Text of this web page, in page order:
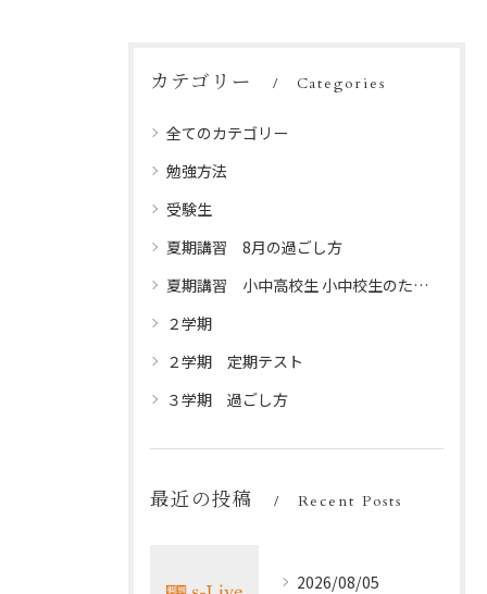
カテゴリー Categories
全てのカテゴリー
勉強方法
受験生
夏期講習 8月の過ごし方
夏期講習 小中高校生 小中校生のための夏休みプログラム
２学期
２学期 定期テスト
３学期 過ごし方
最近の投稿 Recent Posts
2026/08/05